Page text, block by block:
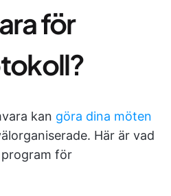
för
kan göra dina möten
Här är vad
för